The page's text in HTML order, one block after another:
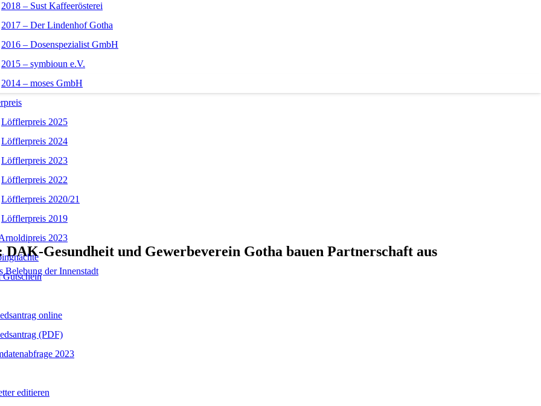
2018 – Sust Kaffeerösterei
2017 – Der Lindenhof Gotha
2016 – Dosenspezialist GmbH
2015 – symbioun e.V.
2014 – moses GmbH
Löfflerpreis 2025
Löfflerpreis 2024
Löfflerpreis 2023
Löfflerpreis 2022
Löfflerpreis 2020/21
Löfflerpreis 2019
2023
Gutschein
online
(PDF)
2023
editieren
Belebung der Innenstadt
Gesundheit und Gewerbeverein Gotha bauen Partnerschaft aus